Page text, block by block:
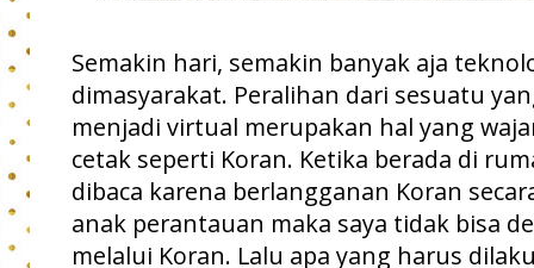
Semakin hari, semakin banyak aja
dimasyarakat. Peralihan dari sesuatu
menjadi virtual merupakan hal yang
cetak seperti Koran. Ketika berada di
dibaca karena berlangganan Koran
anak perantauan maka saya tidak bisa
melalui Koran. Lalu apa yang harus